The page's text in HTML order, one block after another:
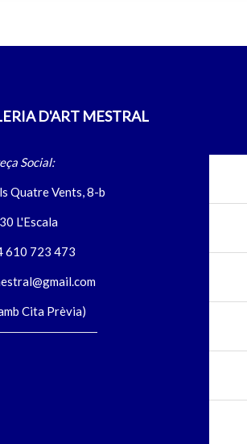
D'ART MESTRAL
Social:
Quatre Vents, 8-b
L'Escala
610 723 473
Cita Prèvia)